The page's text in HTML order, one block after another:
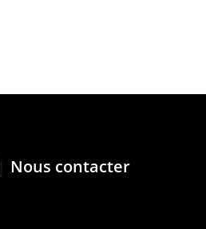
Nous contacter